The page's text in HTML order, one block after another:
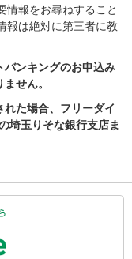
情報をお尋ねすること
報は絶対に第三者に教
バンキングのお申込み
せん。
た場合、フリーダイ
埼玉りそな銀行支店ま